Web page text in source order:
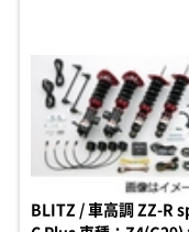
BLITZ / 車高調 ZZ-R spec DS